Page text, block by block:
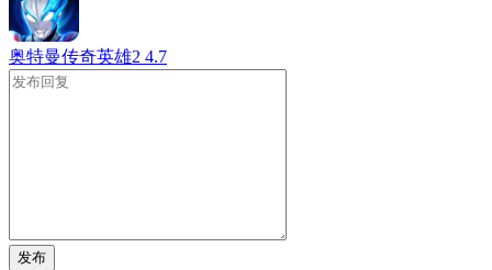
奥特曼传奇英雄2 4.7
发布